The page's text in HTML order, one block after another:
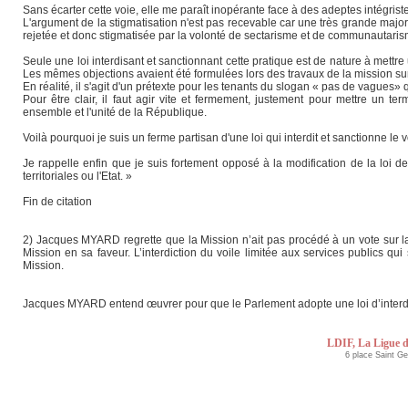
Sans écarter cette voie, elle me paraît inopérante face à des adeptes
L'argument de la stigmatisation n'est pas recevable car une très grande
rejetée et donc stigmatisée par la volonté de sectarisme et de
Seule une loi interdisant et sanctionnant cette pratique est de nature à
Les mêmes objections avaient été formulées lors des travaux de la mission
En réalité, il s'agit d'un prétexte pour les tenants du slogan « pas de
Pour être clair, il faut agir vite et fermement, justement pour mettre un
ensemble et l'unité de la République.
Voilà pourquoi je suis un ferme partisan d'une loi qui interdit et sanctionne le
Je rappelle enfin que je suis fortement opposé à la modification de la loi
territoriales ou l'Etat. »
Fin de citation
2) Jacques MYARD regrette que la Mission n’ait pas procédé à un vote
Mission en sa faveur. L’interdiction du voile limitée aux services publics
Mission.
Jacques MYARD entend œuvrer pour que le Parlement adopte une loi
LDIF, La Ligue
6 place Saint